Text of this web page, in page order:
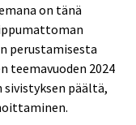
on tänä
perustamisesta
teemavuoden 2024
päältä,